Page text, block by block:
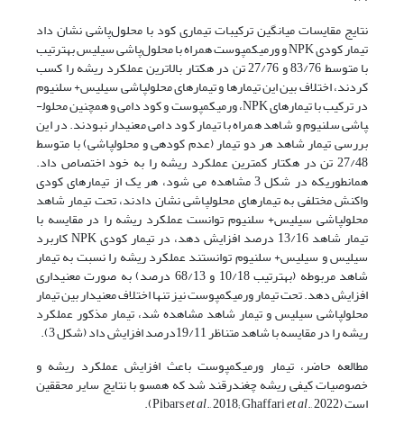
نتایج مقایسات میانگین ترکیبات تیماری کود با محلول‌پاشی نشان داد
تیمار کودی NPK و ورمی­کمپوست همراه با محلول‌پاشی سیلیس به­ترتیب
با متوسط 83/76 و 27/76 تن در هکتار بالاترین عملکرد ریشه را کسب
کردند، اختلاف بین این تیمارها و تیمارهای محلول­پاشی سیلیس+ سلنیوم
در ترکیب با تیمارهای NPK، ورمی­کمپوست و کود دامی و همچنین محلول­
پاشی سلنیوم و شاهد همراه با تیمار کود دامی معنی­دار نبودند. در این
بررسی تیمار شاهد هر دو تیمار (عدم کودهی و محلول­پاشی) با متوسط
27/48 تن در هکتار کمترین عملکرد ریشه را به خود اختصاص داد.
همانطوری­که در شکل 3 مشاهده می شود، هر یک از تیمارهای کودی
واکنش مختلفی به تیمارهای محلول­پاشی نشان دادند، تحت تیمار شاهد
محلول­پاشی سیلیس+ سلنیوم توانست عملکرد ریشه را در مقایسه با
تیمار شاهد 13/16 درصد افزایش دهد، در تیمار کودی NPK کاربرد
سیلیس و سیلیس+ سلنیوم توانستند عملکرد ریشه را نسبت به تیمار
شاهد مربوطه (به­ترتیب 10/18 و 68/13 درصد) به صورت معنی­داری
افزایش دهد. تحت تیمار ورمی­کمپوست نیز تنها اختلاف معنی­دار بین تیمار
محلول­پاشی سیلیس و تیمار شاهد مشاهده شد، تیمار مذکور عملکرد
ریشه را در مقایسه با شاهد متناظر 19/11درصد افزایش داد (شکل 3).
مطالعه حاضر، تیمار ورمی­کمپوست باعث افزایش عملکرد ریشه و
خصوصیات کیفی ریشه چغندرقند شد که همسو با نتایج سایر محققین
است (Pibars et al., 2018; Ghaffariet al., 2022).